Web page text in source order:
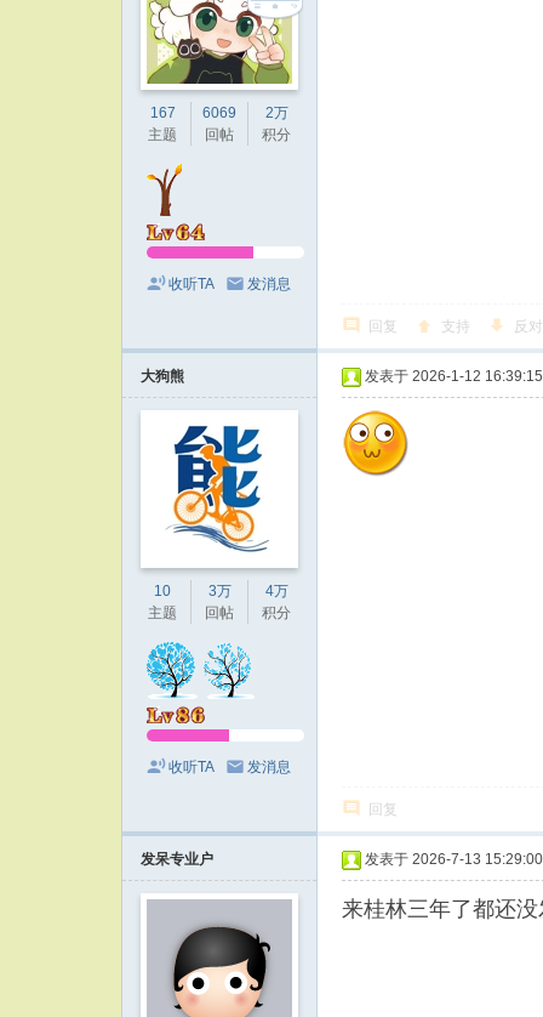
167
主题
6069
回帖
2万
积分
收听TA 发消息
回复 支持 反对
大狗熊
10
主题
3万
回帖
4万
积分
收听TA 发消息
发表于 2026-1-12 16:39:15
回复
发呆专业户 发表于 2026-7-13 15:29:00
来桂林三年了都还